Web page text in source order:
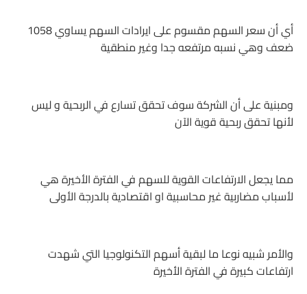
أي أن سعر السهم مقسوم على ايرادات السهم يساوي 1058
ضعف وهي نسبه مرتفعه جدا وغير منطقية
ومبنية على أن الشركة سوف تحقق تسارع في الربحية و ليس
لأنها تحقق ربحية قوية الآن
مما يجعل الارتفاعات القوية للسهم في الفترة الأخيرة هي
لأسباب مضاربية غير محاسبية او اقتصادية بالدرجة الأولى
والأمر شبيه نوعا ما لبقية أسهم التكنولوجيا التي شهدت
ارتفاعات كبيرة في الفترة الأخيرة